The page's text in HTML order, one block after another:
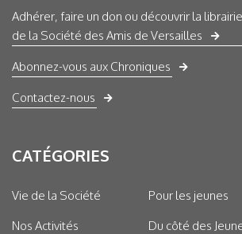
Adhérer, faire un don ou découvrir la
de la Société des Amis de Versailles
Abonnez-vous aux Chroniques
Contactez-nous
CATÉGORIES
Vie de la Société
Nos Activités
Pour les jeunes
Du côté des